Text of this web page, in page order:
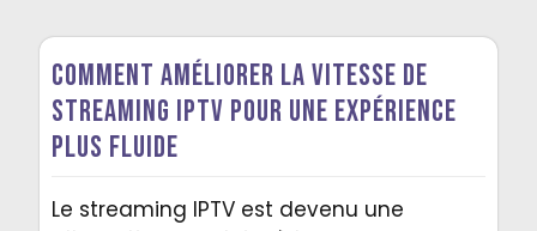
Comment Améliorer la Vitesse de
Streaming IPTV pour une Expérience
Plus Fluide
Le streaming IPTV est devenu une